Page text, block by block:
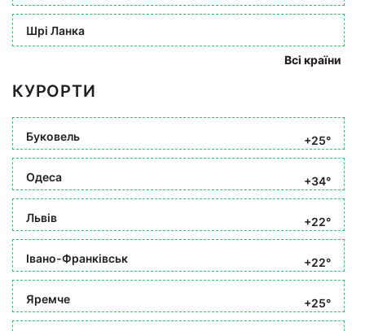
Шрі Ланка
Всі країни
КУРОРТИ
Буковель +25°
Одеса +34°
Львів +22°
Івано-Франківськ +22°
Яремче +25°